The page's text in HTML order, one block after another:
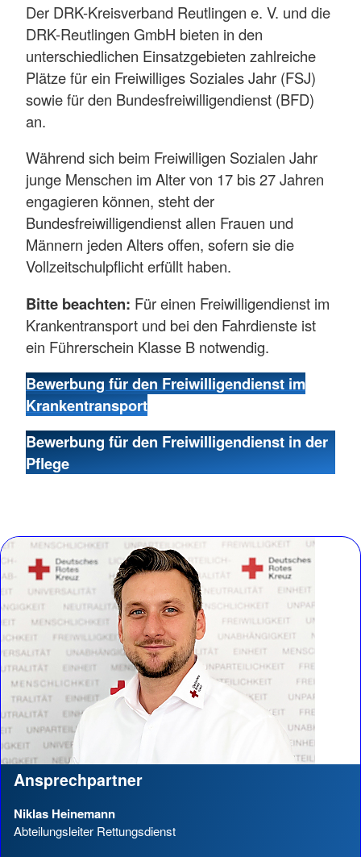
Der DRK-Kreisverband Reutlingen e. V. und die
DRK-Reutlingen GmbH bieten in den
unterschiedlichen Einsatzgebieten zahlreiche
Plätze für ein Freiwilliges Soziales Jahr (FSJ)
sowie für den Bundesfreiwilligendienst (BFD)
an.
Während sich beim Freiwilligen Sozialen Jahr
junge Menschen im Alter von 17 bis 27 Jahren
engagieren können, steht der
Bundesfreiwilligendienst allen Frauen und
Männern jeden Alters offen, sofern sie die
Vollzeitschulpflicht erfüllt haben.
Bitte beachten: Für einen Freiwilligendienst im
Krankentransport und bei den Fahrdienste ist
ein Führerschein Klasse B notwendig.
Bewerbung für den Freiwilligendienst im
Krankentransport
Bewerbung für den Freiwilligendienst in der
Pflege
Ansprechpartner
Niklas Heinemann
Abteilungsleiter Rettungsdienst